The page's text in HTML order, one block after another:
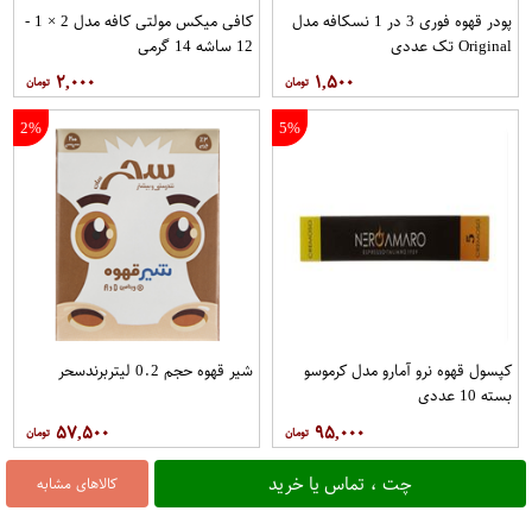
کالاهای مشابه چت ، تماس یا خرید
پودر قهوه فوری 3 در 1 نسکافه مدل
Original تک عددی
۱,۵۰۰
کافی میکس مولتی کافه مدل 2 × 1 -
12 ساشه 14 گرمی
۲,۰۰۰
5%
کپسول قهوه نرو آمارو مدل کرموسو
بسته 10 عددی
۹۵,۰۰۰
2%
شیر قهوه حجم 0.2 لیتربرندسحر
۵۷,۵۰۰